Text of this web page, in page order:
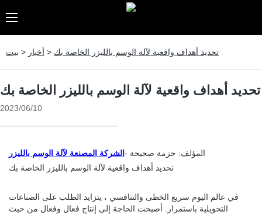
بيت > أخبار > تحديد أهداف واقعية لآلة الوسم بالليزر الخاصة بك
تحديد أهداف واقعية لآلة الوسم بالليزر الخاصة بك
2023/06/10
المؤلف: حزمة صحيحة - الشركة المصنعة لآلة الوسم بالليزر
تحديد أهداف واقعية لآلة الوسم بالليزر الخاصة بك
في عالم اليوم سريع الخطى والتنافسي ، يتزايد الطلب على الصناعات
التحويلية باستمرار. أصبحت الحاجة إلى إنتاج فعال وفعال من حيث